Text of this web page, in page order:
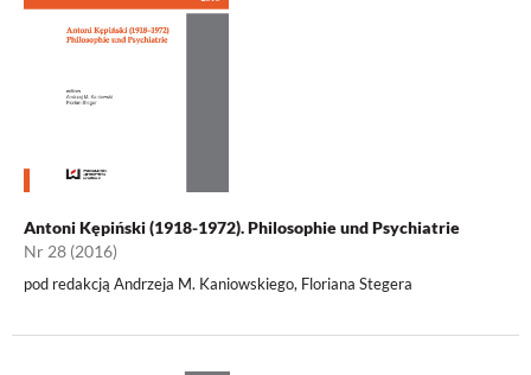
Antoni Kępiński (1918-1972). Philosophie und Psychiatrie
Nr 28 (2016)
pod redakcją Andrzeja M. Kaniowskiego, Floriana Stegera